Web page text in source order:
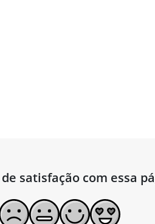
satisfação com essa